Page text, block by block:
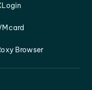
Browser